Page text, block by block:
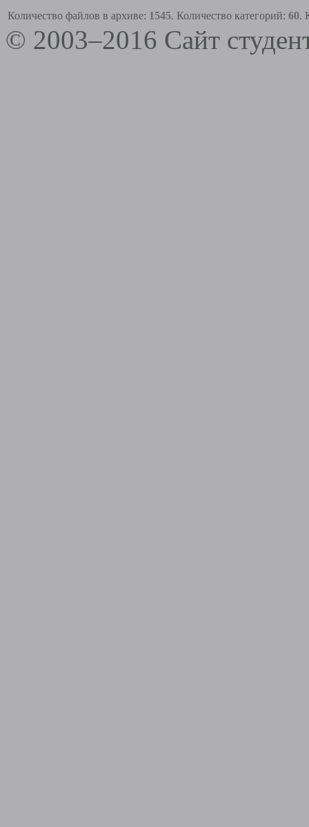
Количество файлов в архиве: 1545. Количество категорий: 60.
© 2003–2016 Сайт